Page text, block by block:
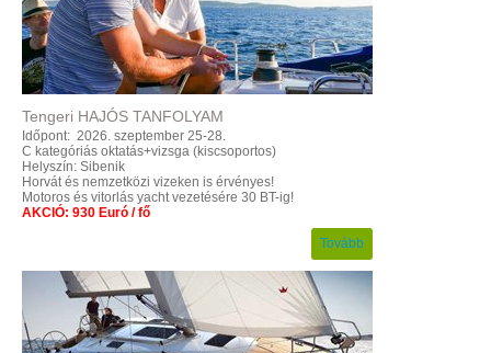
Tengeri HAJÓS TANFOLYAM
Időpont: 2026. szeptember 25-28.
C kategóriás oktatás+vizsga (kiscsoportos)
Helyszín: Sibenik
Horvát és nemzetközi vizeken is érvényes!
Motoros és vitorlás yacht vezetésére 30 BT-ig!
AKCIÓ: 930 Euró / fő
Tovább